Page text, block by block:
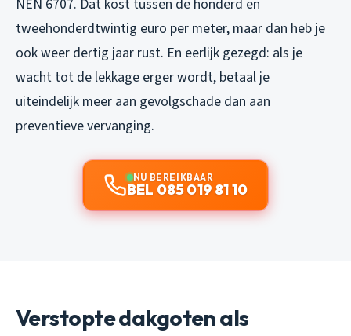
NEN 6707. Dat kost tussen de honderd en
tweehonderdtwintig euro per meter, maar dan heb je
ook weer dertig jaar rust. En eerlijk gezegd: als je
wacht tot de lekkage erger wordt, betaal je
uiteindelijk meer aan gevolgschade dan aan
preventieve vervanging.
NU BEREIKBAAR
BEL 085 019 81 10
Verstopte dakgoten als